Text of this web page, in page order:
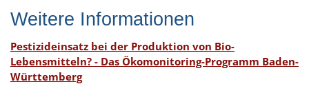
Weitere Informationen
Pestizideinsatz bei der Produktion von Bio-
Lebensmitteln? - Das Ökomonitoring-Programm Baden-
Württemberg